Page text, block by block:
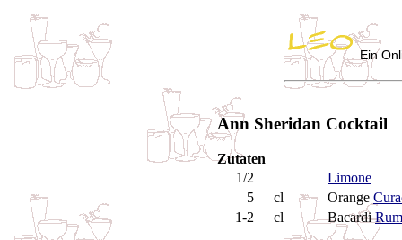
Ein
Ann Sheridan Cocktail
Zutaten
1/2
Limone
5
cl Orange
1-2
cl BacardiRum